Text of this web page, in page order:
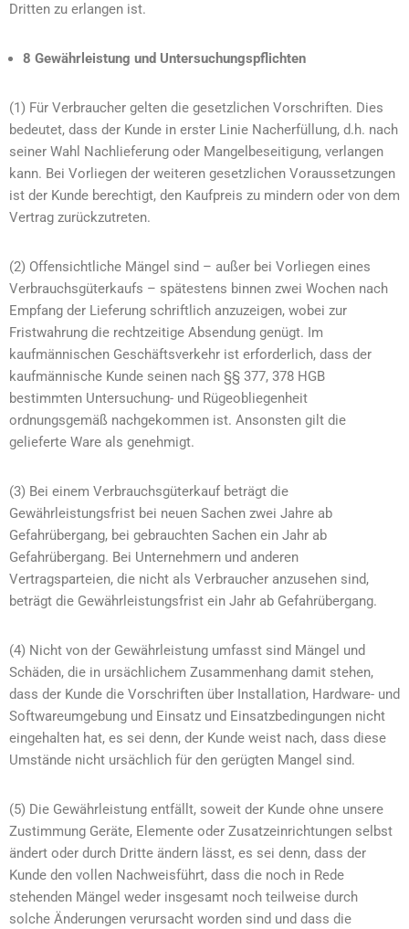
Dritten zu erlangen ist.
8 Gewährleistung und Untersuchungspflichten
(1) Für Verbraucher gelten die gesetzlichen Vorschriften. Dies
bedeutet, dass der Kunde in erster Linie Nacherfüllung, d.h. nach
seiner Wahl Nachlieferung oder Mangelbeseitigung, verlangen
kann. Bei Vorliegen der weiteren gesetzlichen Voraussetzungen
ist der Kunde berechtigt, den Kaufpreis zu mindern oder von dem
Vertrag zurückzutreten.
(2) Offensichtliche Mängel sind – außer bei Vorliegen eines
Verbrauchsgüterkaufs – spätestens binnen zwei Wochen nach
Empfang der Lieferung schriftlich anzuzeigen, wobei zur
Fristwahrung die rechtzeitige Absendung genügt. Im
kaufmännischen Geschäftsverkehr ist erforderlich, dass der
kaufmännische Kunde seinen nach §§ 377, 378 HGB
bestimmten Untersuchung- und Rügeobliegenheit
ordnungsgemäß nachgekommen ist. Ansonsten gilt die
gelieferte Ware als genehmigt.
(3) Bei einem Verbrauchsgüterkauf beträgt die
Gewährleistungsfrist bei neuen Sachen zwei Jahre ab
Gefahrübergang, bei gebrauchten Sachen ein Jahr ab
Gefahrübergang. Bei Unternehmern und anderen
Vertragsparteien, die nicht als Verbraucher anzusehen sind,
beträgt die Gewährleistungsfrist ein Jahr ab Gefahrübergang.
(4) Nicht von der Gewährleistung umfasst sind Mängel und
Schäden, die in ursächlichem Zusammenhang damit stehen,
dass der Kunde die Vorschriften über Installation, Hardware- und
Softwareumgebung und Einsatz und Einsatzbedingungen nicht
eingehalten hat, es sei denn, der Kunde weist nach, dass diese
Umstände nicht ursächlich für den gerügten Mangel sind.
(5) Die Gewährleistung entfällt, soweit der Kunde ohne unsere
Zustimmung Geräte, Elemente oder Zusatzeinrichtungen selbst
ändert oder durch Dritte ändern lässt, es sei denn, dass der
Kunde den vollen Nachweisführt, dass die noch in Rede
stehenden Mängel weder insgesamt noch teilweise durch
solche Änderungen verursacht worden sind und dass die